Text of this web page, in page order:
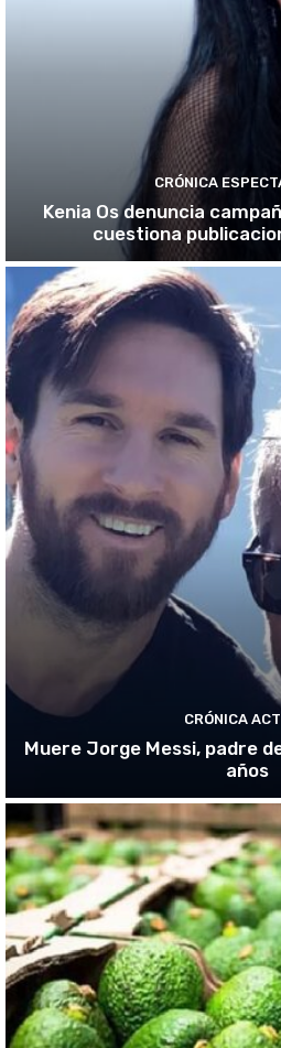
CRÓNICA
Kenia Os denuncia
cuestiona
CRÓNICA
Muere Jorge Messi, padre
años